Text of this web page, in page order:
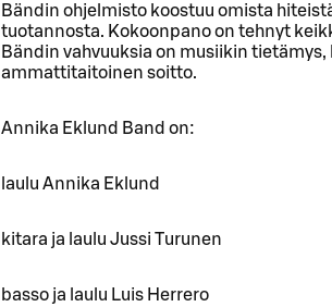
Bändin ohjelmisto koostuu omista
tuotannosta. Kokoonpano on tehnyt
Bändin vahvuuksia on musiikin
ammattitaitoinen soitto.
Annika Eklund Band on:
laulu Annika Eklund
kitara ja laulu Jussi Turunen
basso ja laulu Luis Herrero